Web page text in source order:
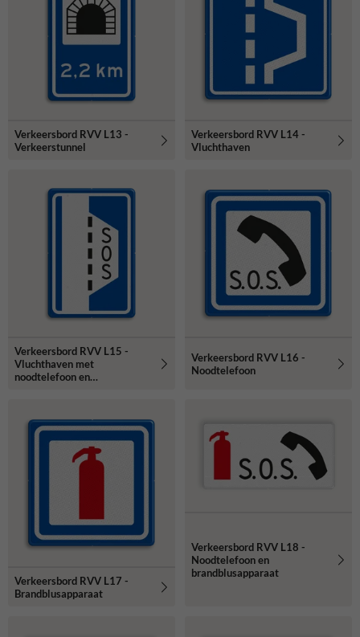
Verkeersbord RVV L13 -
Verkeerstunnel
Verkeersbord RVV L14 -
Vluchthaven
Verkeersbord RVV L15 -
Vluchthaven met
noodtelefoon en
Verkeersbord RVV L16 -
Noodtelefoon
Verkeersbord RVV L17 -
Brandblusapparaat
Verkeersbord RVV L18 -
Noodtelefoon en
brandblusapparaat